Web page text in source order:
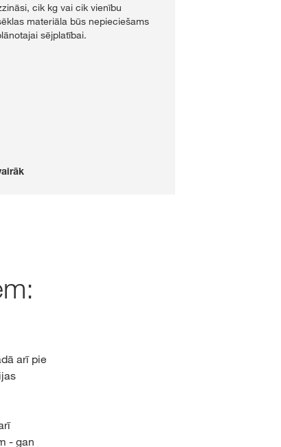
cik kg vai cik vienību
materiāla būs nepieciešams
sējplatībai.
arī pie
- gan